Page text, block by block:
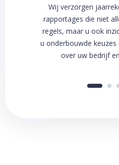
Wij verzorgen
rapportages die niet
regels, maar u ook
u onderbouwde
over uw bedrijf